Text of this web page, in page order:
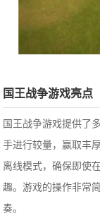
国王战争游戏亮点
国王战争游戏提供了
手进行较量，赢取丰
离线模式，确保即使
趣。游戏的操作非常
奏。